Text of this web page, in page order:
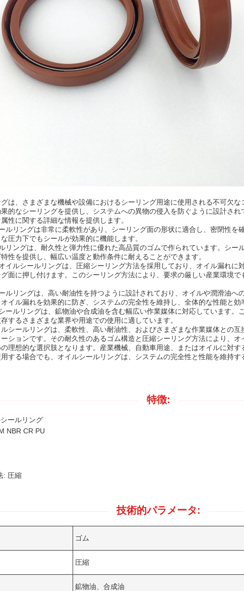
は、さまざまな機械や設備におけるシーリング用途に使用される不可欠
的なシーリングを提供し、システムへの異物の侵入を防ぐように設計さ
性に関する詳細な情報を提供します。
ルリングは非常に柔軟性があり、シーリング面の形状に適合し、密閉性を
圧力下でもシールが効果的に機能します。
リングは、耐久性と弾力性に優れた高品質のゴムで作られています。シー
性を提供し、幅広い温度と動作条件に耐えることができます。
イルシールリングは、圧縮シーリング方法を採用しており、オイル漏れに
面に押し付けます。このシーリング方法により、要求の厳しい産業環境
ルリングは、高い耐油性を持つように設計されており、オイルや潤滑油へ
イル漏れを効果的に防ぎ、システムの完全性を維持し、全体的な性能と効
ールリングは、鉱物油や合成油を含む幅広い作業媒体に対応しています。
するさまざまな業界や用途での使用に適しています。
シールリングは、柔軟性、高い耐油性、およびさまざまな作業媒体との
ションです。その耐久性のあるゴム構造と圧縮シーリング方法により、
理想的な選択肢となります。産業機械、自動車用途、またはオイルに対
する場合でも、オイルシールリングは、システムの完全性と性能を維持
特徴:
ールリング
NBR CR PU
: 圧縮
技術的パラメータ:
ゴム
圧縮
鉱物油、合成油